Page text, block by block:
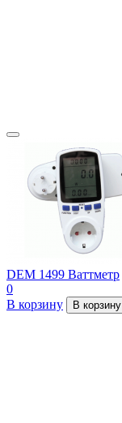
DEM 1499 Ваттметр
0
В корзину
В корзину